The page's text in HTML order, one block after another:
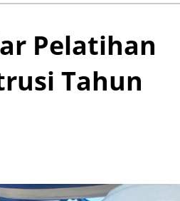
Pelatihan
Tahun